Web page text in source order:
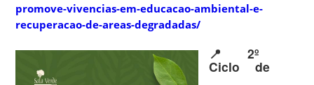
promove-vivencias-em-educacao-ambiental-e-
recuperacao-de-areas-degradadas/
📍 2º
Ciclo de